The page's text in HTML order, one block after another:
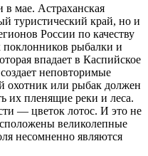
в мае. Астраханская
туристический край, но и
России по качеству
поклонников рыбалки и
впадает в Каспийское
неповторимые
охотник или рыбак должен
их пленящие реки и леса.
— цветок лотос. И это не
великолепные
несомненно являются